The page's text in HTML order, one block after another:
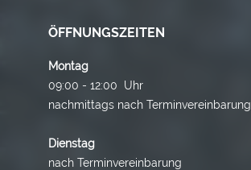
ÖFFNUNGSZEITEN
Montag
09:00 - 12:00 Uhr
nachmittags nach Terminvereinbarung
Dienstag
nach Terminvereinbarung